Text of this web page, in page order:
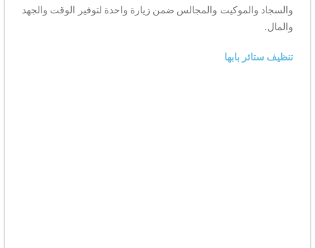
والسجاد والموكيت والمجالس ضمن زيارة واحدة لتوفير الوقت والجهد
والمال.
تنظيف ستائر بابها